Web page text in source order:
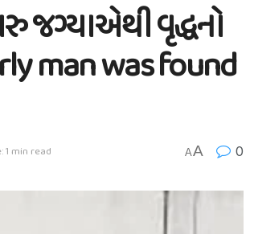
જગ્યાએથી વૃદ્ધનો
man was found
1 min read AA 0